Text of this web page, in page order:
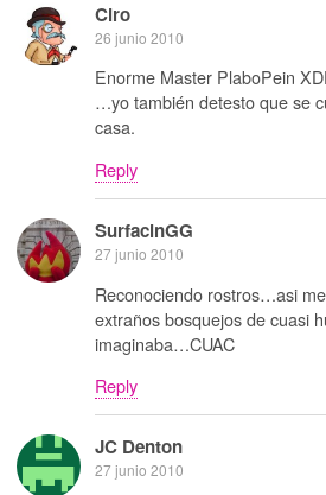
Ciro
26 junio 2010
Enorme Master PlaboPein
…yo también detesto que se
casa.
Reply
SurfacinGG
27 junio 2010
Reconociendo rostros…asi
extraños bosquejos de cuasi
imaginaba…CUAC
Reply
JC Denton
27 junio 2010